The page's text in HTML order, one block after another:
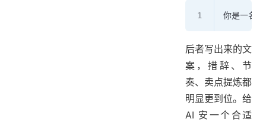
你是一名
后者写出来的文
案，措辞、节
奏、卖点提炼都
明显更到位。给
AI 安一个合适